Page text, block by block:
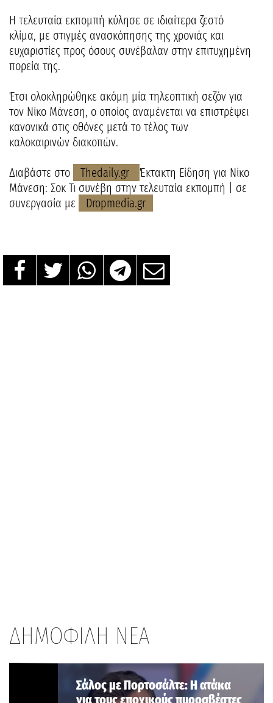
Η τελευταία εκπομπή κύλησε σε ιδιαίτερα ζεστό
κλίμα, με στιγμές ανασκόπησης της χρονιάς και
ευχαριστίες προς όσους συνέβαλαν στην επιτυχημένη
πορεία της.
Έτσι ολοκληρώθηκε ακόμη μία τηλεοπτική σεζόν για
τον Νίκο Μάνεση, ο οποίος αναμένεται να επιστρέψει
κανονικά στις οθόνες μετά το τέλος των
καλοκαιρινών διακοπών.
Διαβάστε στο Thedaily.gr
Έκτακτη Είδηση για Νίκο
Μάνεση: Σοκ Τι συνέβη στην τελευταία εκπομπή | σε
συνεργασία με
Dropmedia.gr
ΔΗΜΟΦΙΛΗ ΝΕΑ
Σάλος με Πορτοσάλτε: Η ατάκα
για τους εποχικούς πυροσβέστες